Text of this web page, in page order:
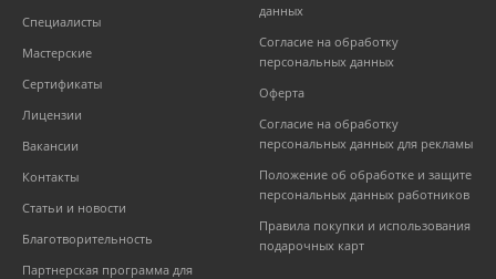
Специалисты
Мастерские
Сертификаты
Лицензии
Вакансии
Контакты
Статьи и новости
Благотворительность
Партнерская программа для
данных
Согласие на обработку
персональных данных
Оферта
Согласие на обработку
персональных данных для рекламы
Положение об обработке и защите
персональных данных работников
Правила покупки и использования
подарочных карт